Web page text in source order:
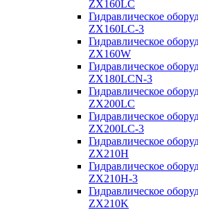
ZX160LC
Гидравлическое
ZX160LC-3
Гидравлическое
ZX160W
Гидравлическое
ZX180LCN-3
Гидравлическое
ZX200LC
Гидравлическое
ZX200LC-3
Гидравлическое
ZX210H
Гидравлическое
ZX210H-3
Гидравлическое
ZX210K